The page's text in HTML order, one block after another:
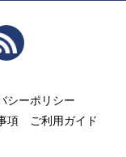
シーポリシー
項
ご利用ガイド